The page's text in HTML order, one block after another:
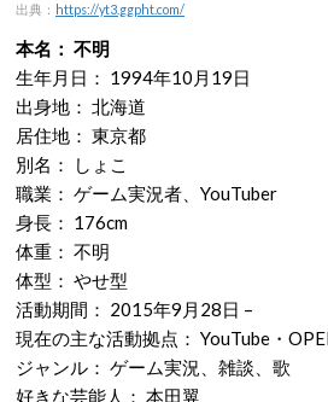
出典： https://yt3.ggpht.com/
本名： 不明
生年月日： 1994年10月19日
出身地： 北海道
居住地： 東京都
別名： しょこ
職業： ゲーム実況者、YouTuber
身長： 176cm
体重： 不明
体型： やせ型
活動期間： 2015年9月28日 –
現在の主な活動拠点： YouTube・
ジャンル： ゲーム実況、雑談、歌
好きな芸能人： 本田翼